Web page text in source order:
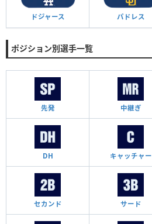
ドジャース パドレス
ポジション別選手一覧
先発 中継ぎ
DH キャッチャー
セカンド サード